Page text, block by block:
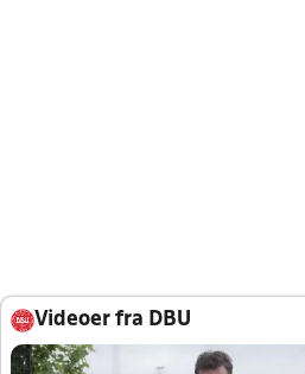
Videoer fra DBU